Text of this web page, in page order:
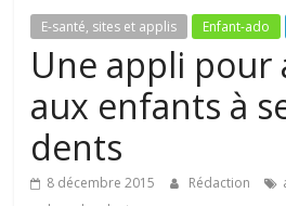
de
toute
famille
E-santé, sites et applis Enfant-ado
Une appli
aux enfants à
dents
8 décembre 2015 Rédaction